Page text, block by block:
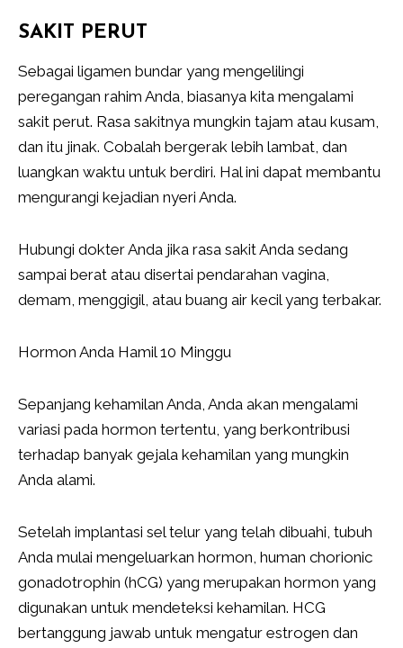
SAKIT PERUT
Sebagai ligamen bundar yang mengelilingi
peregangan rahim Anda, biasanya kita mengalami
sakit perut. Rasa sakitnya mungkin tajam atau kusam,
dan itu jinak. Cobalah bergerak lebih lambat, dan
luangkan waktu untuk berdiri. Hal ini dapat membantu
mengurangi kejadian nyeri Anda.
Hubungi dokter Anda jika rasa sakit Anda sedang
sampai berat atau disertai pendarahan vagina,
demam, menggigil, atau buang air kecil yang terbakar.
Hormon Anda Hamil 10 Minggu
Sepanjang kehamilan Anda, Anda akan mengalami
variasi pada hormon tertentu, yang berkontribusi
terhadap banyak gejala kehamilan yang mungkin
Anda alami.
Setelah implantasi sel telur yang telah dibuahi, tubuh
Anda mulai mengeluarkan hormon, human chorionic
gonadotrophin (hCG) yang merupakan hormon yang
digunakan untuk mendeteksi kehamilan. HCG
bertanggung jawab untuk mengatur estrogen dan